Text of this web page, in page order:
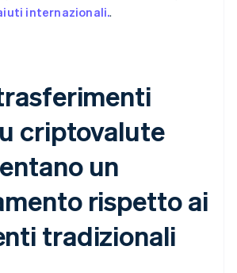
internazionali..
criptovalute
un
rispetto ai
tradizionali